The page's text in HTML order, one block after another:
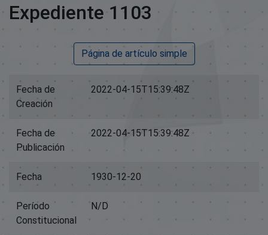
Expediente 1103
Página de artículo simple
Fecha de
Creación
2022-04-15T15:39:48Z
Fecha de
Publicación
2022-04-15T15:39:48Z
Fecha 1930-12-20
Período
Constitucional
N/D